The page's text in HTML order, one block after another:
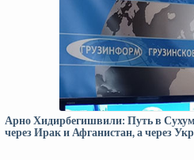
Арно Хидирбегишвили: Путь в
через Ирак и Афганистан, а через